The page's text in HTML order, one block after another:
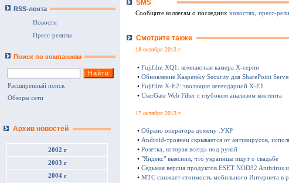
RSS-лента
Новости
Пресс-релизы
Поиск по компаниям
Расширенный поиск
Обзоры сети
Архив новостей
2002 г
2003 г
2004 г
SMS
Сообщите коллегам о последних новостях пресс-
Смотрите также
18 октября 2013 г
• Fujifilm XQ1: компактная камера Х-серии
• Обновление Kaspersky Security для SharePoint
• Fujifilm X-E2: эволюция легендарной X-E1
• UserGate Web Filter с глубоким анализом контента
17 октября 2013 г
• Обрано оператора домену .УКР
• Android-троянец скрывается от антивирусов,
• Розетка, которая всегда под рукой
• "Яндекс" выяснил, что украинцы ищут о свадьбе
• Седьмая версия продуктов ESET NOD32 Antivirus
• МТС снижает стоимость мобильного Интернета в